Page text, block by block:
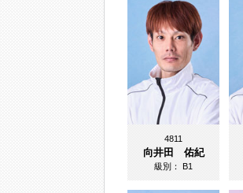
4811
向井田 佑紀
級別：B1